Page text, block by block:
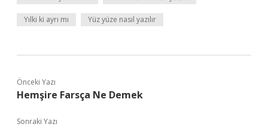
Yılki ki ayrı mı Yüz yüze nasıl yazılır
Önceki Yazı
Hemşire Farsça Ne Demek
Sonraki Yazı